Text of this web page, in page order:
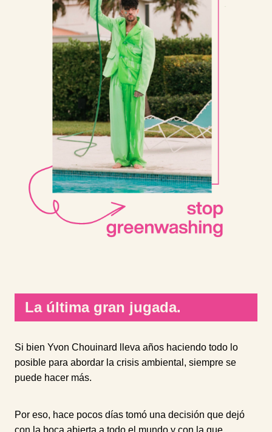
La última gran jugada.
Si bien Yvon Chouinard lleva años haciendo todo lo
posible para abordar la crisis ambiental, siempre se
puede hacer más.
Por eso, hace pocos días tomó una decisión que dejó
con la boca abierta a todo el mundo y con la que